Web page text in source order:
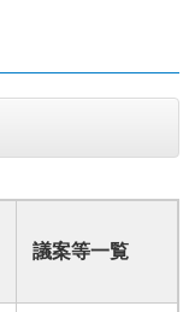
議案等一覧